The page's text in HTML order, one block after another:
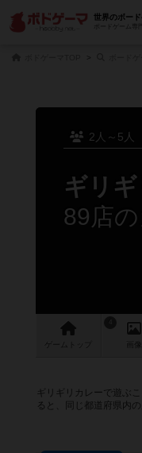
世界のボー
ボードゲーム専
2人～5人
ギリ
89店
ゲーム 画像
ギリギリカレーで遊ぶ
ると、同じ都道府県内